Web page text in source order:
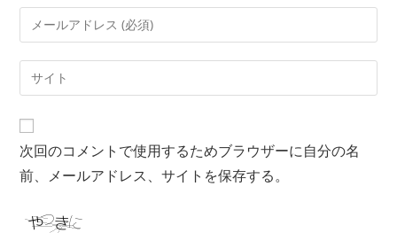
次回のコメントで使用するためブラウザーに自分の名
前、メールアドレス、サイトを保存する。